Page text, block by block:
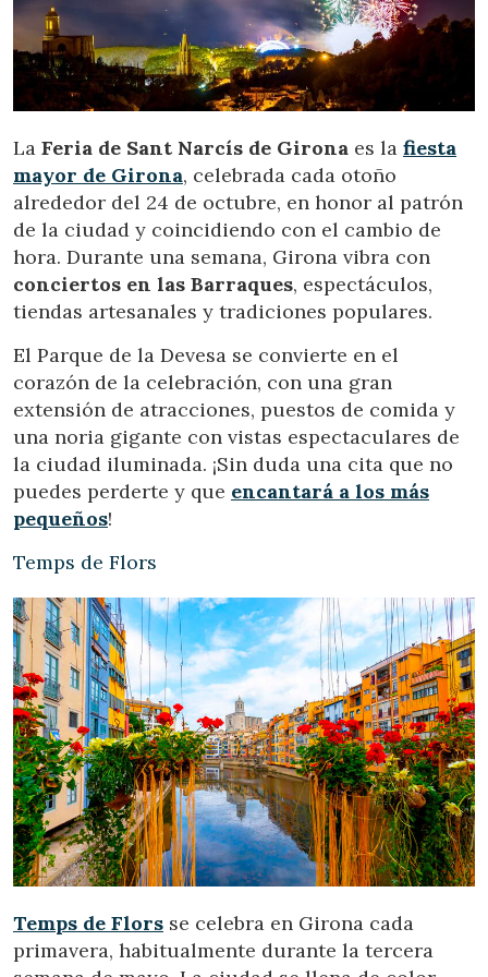
La Feria de Sant Narcís de Girona es la fiesta
mayor de Girona, celebrada cada otoño
alrededor del 24 de octubre, en honor al patrón
de la ciudad y coincidiendo con el cambio de
hora. Durante una semana, Girona vibra con
conciertos en las Barraques, espectáculos,
tiendas artesanales y tradiciones populares.
El Parque de la Devesa se convierte en el
corazón de la celebración, con una gran
extensión de atracciones, puestos de comida y
una noria gigante con vistas espectaculares de
la ciudad iluminada. ¡Sin duda una cita que no
puedes perderte y que encantará a los más
pequeños!
Temps de Flors
Temps de Flors se celebra en Girona cada
primavera, habitualmente durante la tercera
Estas cookies son utilizadas para almacenar información
sobre las preferencias y elecciones personales del usuario
a través de la observación continuada de sus hábitos de
navegación. Gracias a ellas, podemos conocer los hábitos
de navegación en el sitio web y mostrar publicidad
relacionada con el perfil de navegación del usuario.